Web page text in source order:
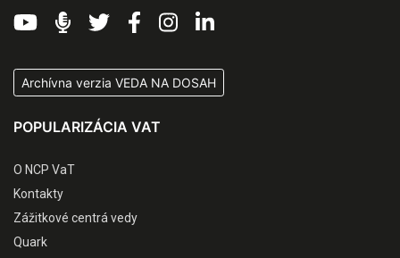
Archívna verzia VEDA NA DOSAH
POPULARIZÁCIA VAT
O NCP VaT
Kontakty
Zážitkové centrá vedy
Quark